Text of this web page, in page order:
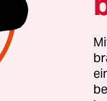
geht man
den
Fahrplan,